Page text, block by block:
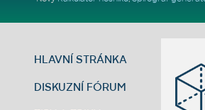
HLAVNÍ STRÁNKA
DISKUZNÍ FÓRUM